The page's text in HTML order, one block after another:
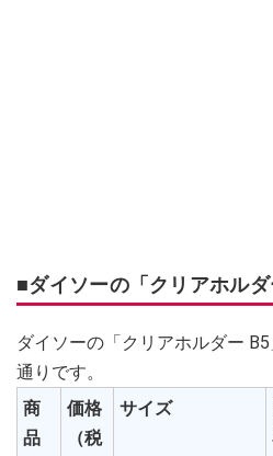
■ダイソーの「クリアホル
ダイソーの「クリアホルダー
通りです。
商
品
価格
（税
サイズ